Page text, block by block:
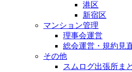
港区
新宿区
マンション管理
理事会運営
総会運営・規約見
その他
スムログ出張所ま